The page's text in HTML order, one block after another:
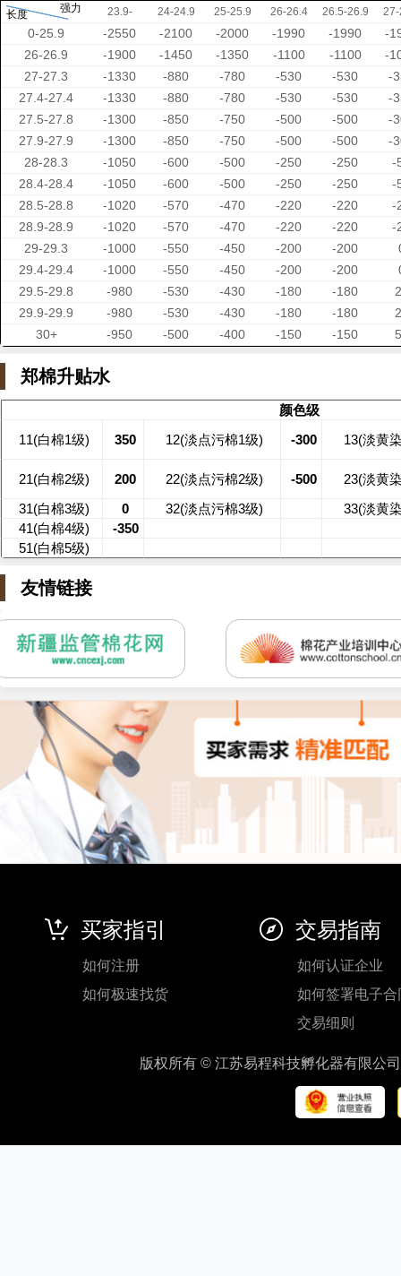
23.9- 24-24.9 25-25.9 26-26.4 26.5-26.9 27-
-2550 -2100 -2000 -1990 -1990
-
-1900
-1450 -1350 -1100 -1100
-
-1330
-880 -780 -530 -530
-
-1330
-880 -780 -530 -530
-
-1300
-850 -750 -500 -500
-
-1300
-850 -750 -500 -500
-
-1050
-600 -500 -250 -250
-
-1050
-600 -500 -250 -250
-
-1020
-570 -470 -220 -220
-
-1020
-570 -470 -220 -220
-
-1000
-550 -450 -200 -200
-1000
-550 -450 -200 -200
-980
-530 -430 -180 -180
-980
-530 -430 -180 -180
-950
-500 -400 -150 -150
长度 强力
0-25.9
26-26.9
27-27.3
27.4-27.4
27.5-27.8
27.9-27.9
28-28.3
28.4-28.4
28.5-28.8
28.9-28.9
29-29.3
29.4-29.4
29.5-29.8
29.9-29.9
30+
郑棉升贴水
颜色级
11(白棉1级)
350 12(淡点污棉1级) -300 13(淡黄
21(白棉2级) 200 22(淡点污棉2级) -500
23(淡黄
31(白棉3级)
0 32(淡点污棉3级)
33(淡黄
41(白棉4级)
-350
51(白棉5级)
友情链接
买家指引
如何注册
如何极速找货
交易指南
如何认证企业
如何签署电子合
交易细则
版权所有 © 江苏易程科技孵化器有限公